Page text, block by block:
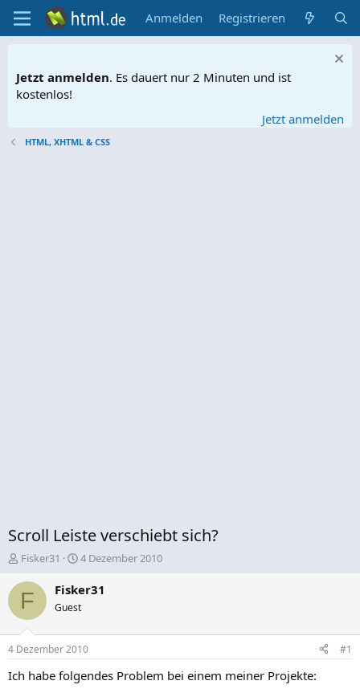
Anmelden Registrieren
Jetzt anmelden. Es dauert nur 2 Minuten und ist
kostenlos!
Jetzt anmelden
HTML, XHTML & CSS
Scroll Leiste verschiebt sich?
E
s
e
l
e
r
Fisker31
E
s
e
l
t
a
4 Dezember 2010
F Fisker31
Guest
4 Dezember 2010 #1
Ich habe folgendes Problem bei einem meiner Projekte: